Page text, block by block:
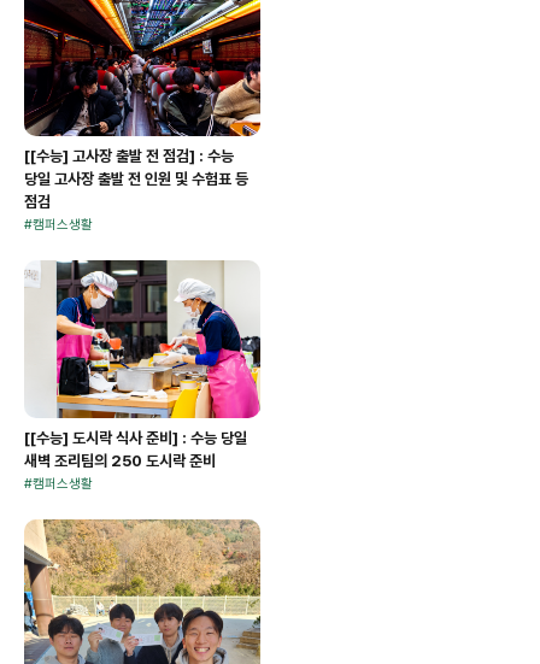
[[수능] 고사장 출발 전 점검] : 수능
당일 고사장 출발 전 인원 및 수험표 등
점검
#캠퍼스생활
[[수능] 도시락 식사 준비] : 수능 당일
새벽 조리팀의 250 도시락 준비
#캠퍼스생활